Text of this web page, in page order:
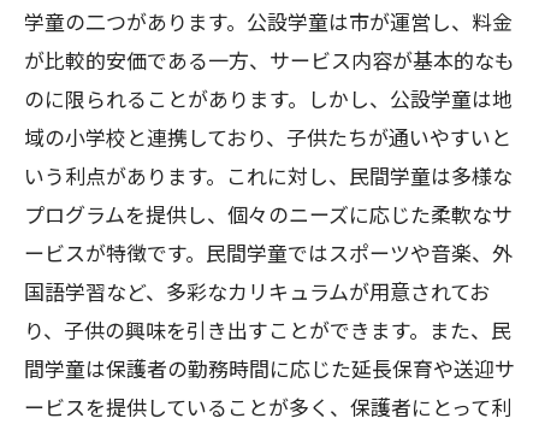
子供たちの個性を伸ばす学童保育
府中市における学童保育のメリット・デメリ
ットを比較
学童保育のメリットを最大限に活かす方
法
学童利用のデメリットをどう克服するか
保護者の視点から見る学童保育の利点
子供の成長に与える影響を評価する
学童保育が社会性に及ぼす影響
府中市の学童保育の選択肢を見極める
学童の二つがあります。公設学童は市が運営し、料金
が比較的安価である一方、サービス内容が基本的なも
のに限られることがあります。しかし、公設学童は地
域の小学校と連携しており、子供たちが通いやすいと
いう利点があります。これに対し、民間学童は多様な
プログラムを提供し、個々のニーズに応じた柔軟なサ
ービスが特徴です。民間学童ではスポーツや音楽、外
国語学習など、多彩なカリキュラムが用意されてお
り、子供の興味を引き出すことができます。また、民
間学童は保護者の勤務時間に応じた延長保育や送迎サ
ービスを提供していることが多く、保護者にとって利